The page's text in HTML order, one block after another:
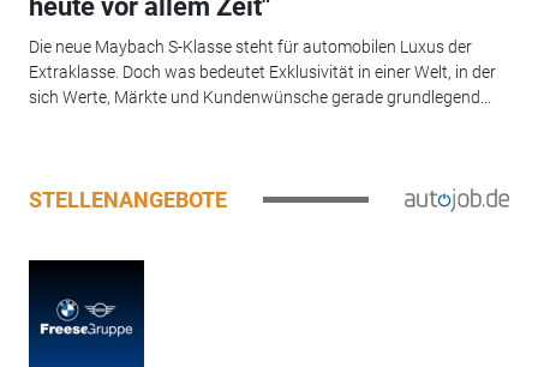
heute vor allem Zeit"
Die neue Maybach S-Klasse steht für automobilen Luxus der
Extraklasse. Doch was bedeutet Exklusivität in einer Welt, in der
sich Werte, Märkte und Kundenwünsche gerade grundlegend...
STELLENANGEBOTE